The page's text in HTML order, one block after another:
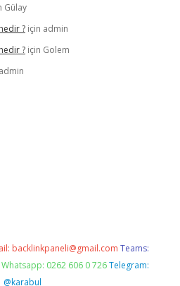
Gülay
? için admin
? için Golem
admin
backlinkpaneli@gmail.com Teams:
Whatsapp: 0262 606 0 726 Telegram:
@karabul